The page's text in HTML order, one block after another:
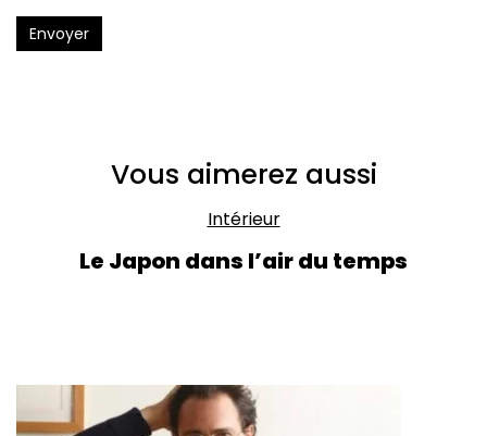
Envoyer
Vous aimerez aussi
Intérieur
Le Japon dans l’air du temps